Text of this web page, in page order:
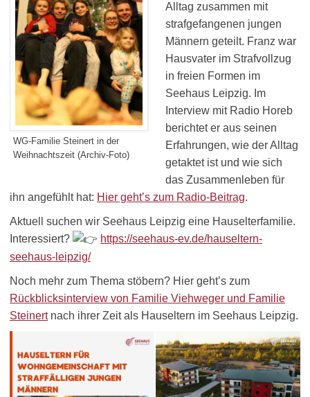
WG-Familie Steinert in der
Weihnachtszeit (Archiv-Foto)
Alltag zusammen mit
strafgefangenen jungen
Männern geteilt. Franz war
Hausvater im Strafvollzug
in freien Formen im
Seehaus Leipzig. Im
Interview mitRadio Horeb
berichtet er aus seinen
Erfahrungen, wie der Alltag
getaktet ist und wie sich
das Zusammenleben für
ihn angefühlt hat: Hier geht’s zum Radio-Beitrag.
Aktuell suchen wir Seehaus Leipzig eine Hauselterfamilie.
Interessiert?
https://seehaus-ev.de/hauseltern-
seehaus-leipzig/
Noch mehr zum Thema stöbern? Hier geht’s zum
Rückblicksinterview von Familie Viehweger und Familie
Steinertnach ihrer Zeit als Hauseltern im Seehaus Leipzig.